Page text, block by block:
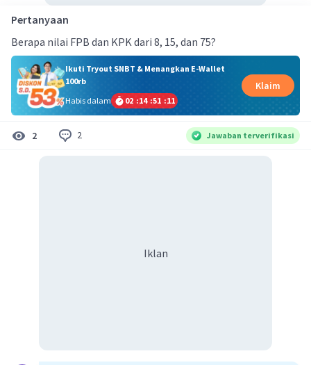
Pertanyaan
Berapa nilai FPB dan KPK dari 8, 15, dan 75?
Ikuti Tryout SNBT & Menangkan E-Wallet
100rb
Habis dalam
02 :14 :51 :11
Klaim
2 2 Jawaban terverifikasi
Iklan